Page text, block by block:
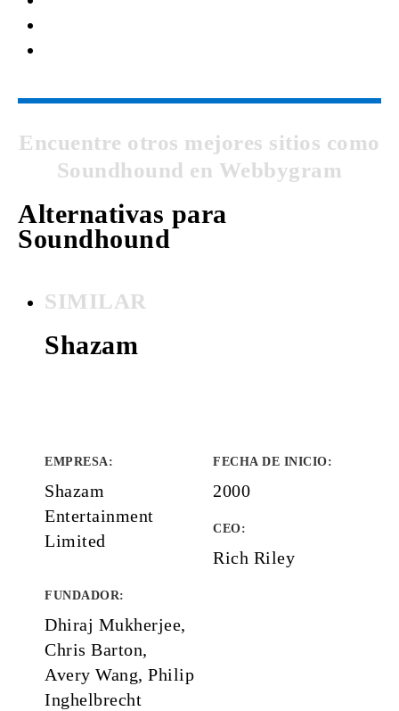
Encuentre otros mejores sitios como
Soundhound en Webbygram
Alternativas para
Soundhound
SIMILAR
Shazam
EMPRESA:
Shazam
Entertainment
Limited
FECHA DE INICIO:
2000
CEO:
Rich Riley
FUNDADOR:
Dhiraj Mukherjee,
Chris Barton,
Avery Wang, Philip
Inghelbrecht